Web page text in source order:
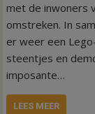
met de inwoners
omstreken. In
er weer een
steentjes en
imposante…
LEES MEER